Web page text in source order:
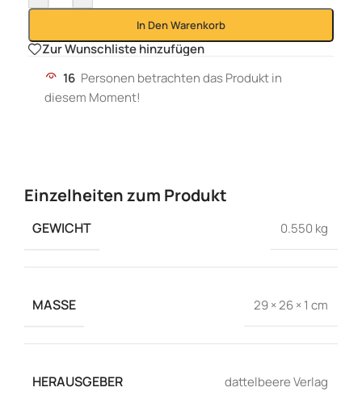
In Den Warenkorb
Zur Wunschliste hinzufügen
16 Personen betrachten das Produkt in
diesem Moment!
Einzelheiten zum Produkt
GEWICHT 0.550 kg
MASSE 29 × 26 × 1 cm
HERAUSGEBER dattelbeere Verlag